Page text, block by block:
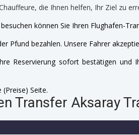
die Ihnen helfen, Ihr Ziel zu
können Sie Ihren Flughafen-
Pfund bezahlen. Unsere Fahrer
Reservierung sofort bestätigen und
Seite.
Transfer Aksaray